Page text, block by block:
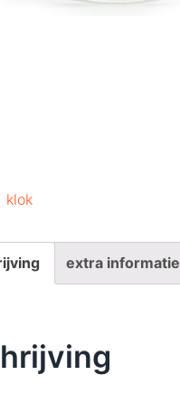
klok
extra informatie